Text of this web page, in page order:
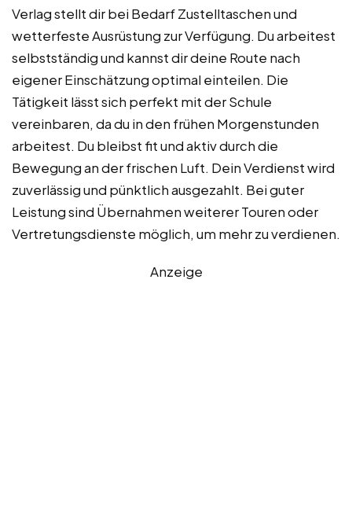
Verlag stellt dir bei Bedarf Zustelltaschen und
wetterfeste Ausrüstung zur Verfügung. Du arbeitest
selbstständig und kannst dir deine Route nach
eigener Einschätzung optimal einteilen. Die
Tätigkeit lässt sich perfekt mit der Schule
vereinbaren, da du in den frühen Morgenstunden
arbeitest. Du bleibst fit und aktiv durch die
Bewegung an der frischen Luft. Dein Verdienst wird
zuverlässig und pünktlich ausgezahlt. Bei guter
Leistung sind Übernahmen weiterer Touren oder
Vertretungsdienste möglich, um mehr zu verdienen.
Anzeige